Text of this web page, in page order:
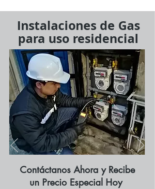
Instalaciones de Gas
para uso residencial
Contáctanos Ahora y Recibe
un Precio Especial Hoy